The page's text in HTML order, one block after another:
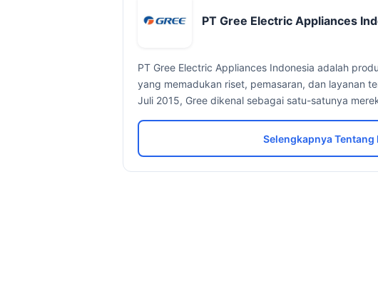
PT Gree Electric Appliances
PT Gree Electric Appliances Indonesia adalah
yang memadukan riset, pemasaran, dan layanan
Juli 2015, Gree dikenal sebagai satu-satunya
Selengkapnya Tentang